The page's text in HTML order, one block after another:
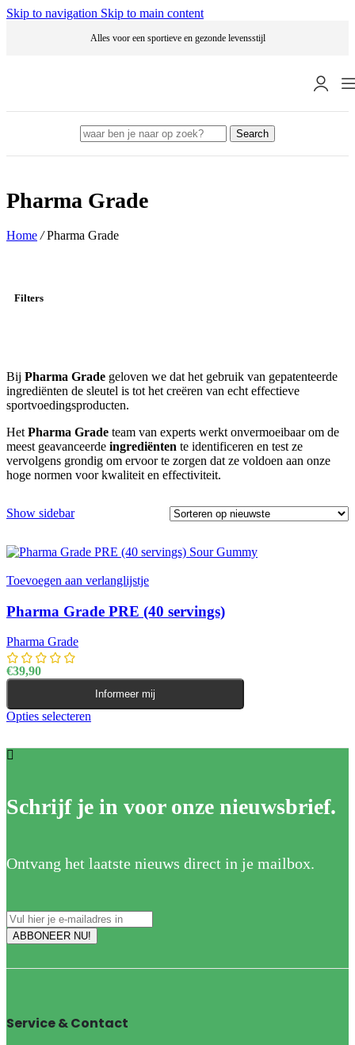
Skip to navigation Skip to main content
Alles voor een sportieve en gezonde levensstijl
Search
Pharma Grade
Home / Pharma Grade
Filters
Bij Pharma Grade geloven we dat het gebruik van gepatenteerde
ingrediënten de sleutel is tot het creëren van echt effectieve
sportvoedingsproducten.
Het Pharma Grade team van experts werkt onvermoeibaar om de
meest geavanceerde ingrediënten te identificeren en test ze
vervolgens grondig om ervoor te zorgen dat ze voldoen aan onze
hoge normen voor kwaliteit en effectiviteit.
Show sidebar
Toevoegen aan verlanglijstje
Pharma Grade PRE (40 servings)
Pharma Grade
€39,90
Informeer mij
Opties selecteren
Schrijf je in voor onze nieuwsbrief.
Ontvang het laatste nieuws direct in je mailbox.
Service & Contact